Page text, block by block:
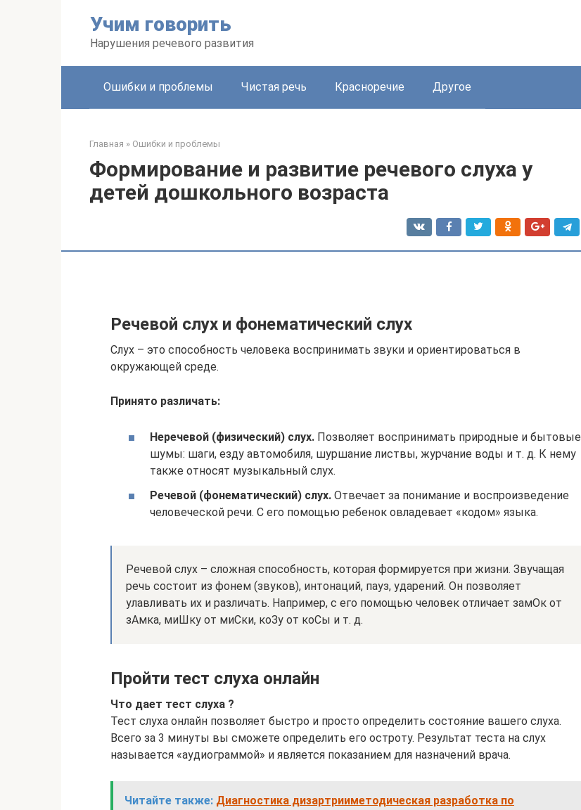
Учим говорить
Нарушения речевого развития
Ошибки и проблемы Чистая речь Красноречие Другое
Главная » Ошибки и проблемы
Формирование и развитие речевого слуха у
детей дошкольного возраста
Речевой слух и фонематический слух
Слух – это способность человека воспринимать звуки и ориентироваться в
окружающей среде.
Принято различать:
Неречевой (физический) слух. Позволяет воспринимать природные и бытовые
шумы: шаги, езду автомобиля, шуршание листвы, журчание воды и т. д. К нему
также относят музыкальный слух.
Речевой (фонематический) слух. Отвечает за понимание и воспроизведение
человеческой речи. С его помощью ребенок овладевает «кодом» языка.
Речевой слух – сложная способность, которая формируется при жизни. Звучащая
речь состоит из фонем (звуков), интонаций, пауз, ударений. Он позволяет
улавливать их и различать. Например, с его помощью человек отличает замОк от
зАмка, миШку от миСки, коЗу от коСы и т. д.
Пройти тест слуха онлайн
Что дает тест слуха ?
Тест слуха онлайн позволяет быстро и просто определить состояние вашего слуха.
Всего за 3 минуты вы сможете определить его остроту. Результат теста на слух
называется «аудиограммой» и является показанием для назначений врача.
Читайте также: Диагностика дизартрииметодическая разработка по